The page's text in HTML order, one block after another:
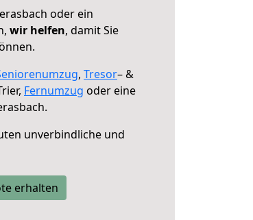
oder ein
wir helfen, damit Sie
, Tresor– &
Fernumzug oder eine
unverbindliche und
erhalten